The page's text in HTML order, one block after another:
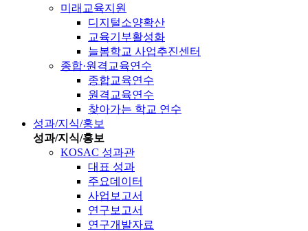
미래교육지원
디지털소양확산
교육기부활성화
늘봄학교 사업추진센터
종합·원격교육연수
종합교육연수
원격교육연수
찾아가는 학교 연수
성과/지식/홍보
성과/지식/홍보
KOSAC 성과관
대표 성과
주요데이터
사업보고서
연구보고서
연구개발자료